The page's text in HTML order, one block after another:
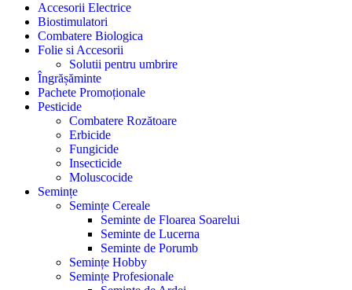
Accesorii Electrice
Biostimulatori
Combatere Biologica
Folie si Accesorii
Solutii pentru umbrire
Îngrășăminte
Pachete Promoționale
Pesticide
Combatere Rozătoare
Erbicide
Fungicide
Insecticide
Moluscocide
Semințe
Semințe Cereale
Seminte de Floarea Soarelui
Seminte de Lucerna
Seminte de Porumb
Semințe Hobby
Semințe Profesionale